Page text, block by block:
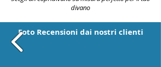
divano
Foto Recensioni dai nostri clienti